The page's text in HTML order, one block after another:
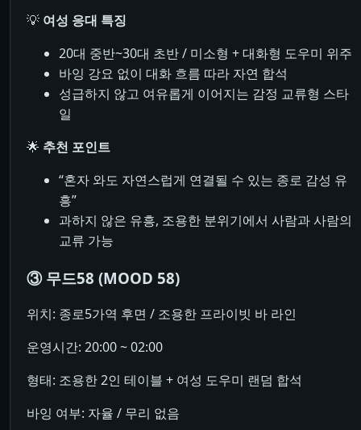
💡 여성 응대 특징
20대 중반~30대 초반 / 미소형 + 대화형 도우미 위주
바잉 강요 없이 대화 흐름 따라 자연 합석
성급하지 않고 여유롭게 이어지는 감정 교류형 스타
일
🌟 추천 포인트
“혼자 와도 자연스럽게 연결될 수 있는 종로 감성 유
흥”
과하지 않은 유흥, 조용한 분위기에서 사람과 사람의
교류 가능
③ 무드58 (MOOD 58)
위치: 종로5가역 후면 / 조용한 프라이빗 바 라인
운영시간: 20:00 ~ 02:00
형태: 조용한 2인 테이블 + 여성 도우미 랜덤 합석
바잉 여부: 자율 / 무리 없음